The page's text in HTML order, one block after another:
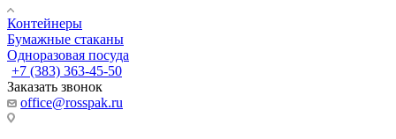
Контейнеры
Бумажные стаканы
Одноразовая посуда
+7 (383) 363-45-50
Заказать звонок
office@rosspak.ru